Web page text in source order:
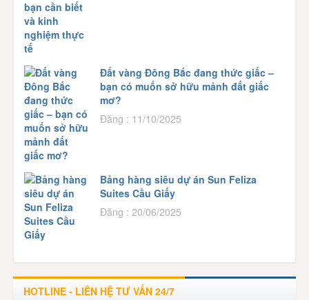
Đất vàng Đông Bắc đang thức giấc –
bạn có muốn sở hữu mảnh đất giấc
mơ?
Đăng : 11/10/2025
Bảng hàng siêu dự án Sun Feliza
Suites Cầu Giấy
Đăng : 20/06/2025
HOTLINE - LIÊN HỆ TƯ VẤN 24/7